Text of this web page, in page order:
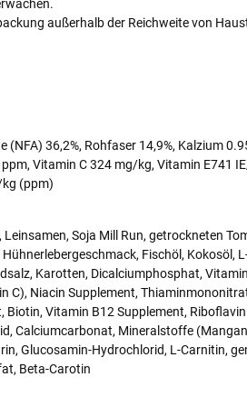
außerhalb der Reichweite von
(NFA) 36,2%, Rohfaser 14,9%, Kalzium
Vitamin C 324 mg/kg, Vitamin E741
(ppm)
Soja Mill Run, getrockneten
Fischöl, Kokosöl,
Karotten, Dicalciumphosphat,
C), Niacin Supplement,
Vitamin B12 Supplement,
Calciumcarbonat, Mineralstoffe
Glucosamin-Hydrochlorid, L-Carnitin,
Beta-Carotin